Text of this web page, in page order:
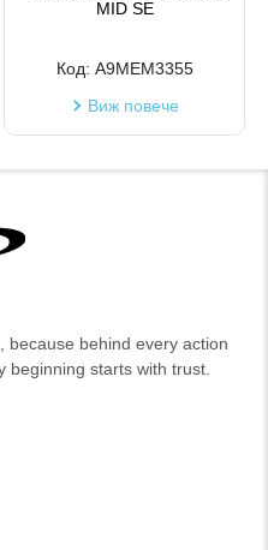
MID SE
Код: A9MEM3355
Виж повече
because behind every action
beginning starts with trust.